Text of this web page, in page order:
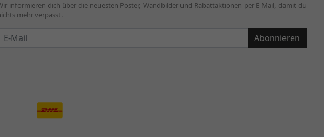
informieren dich über die neuesten Poster, Wandbilder und Rabattaktionen per E-Mail, damit du
mehr verpasst.
Abonnieren